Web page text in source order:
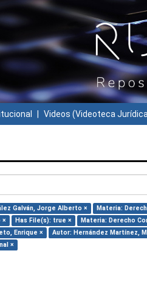
Videos (Videoteca
Galván, Jorge Alberto × Materia:
× Has File(s): true × Materia: Derecho
Enrique × Autor: Hernández Martínez,
×